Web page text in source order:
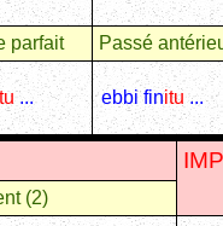
parfait Passé
... ebbi finitu ...
(2)